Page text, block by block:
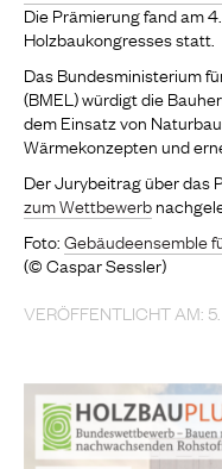
Die Prämierung fand am
Holzbaukongresses statt.
Das Bundesministerium
(BMEL) würdigt die
dem Einsatz von
Wärmekonzepten und
Der Jurybeitrag über das
zum Wettbewerb
Foto:Gebäudeensemble
(© Caspar Sessler)
VERÖFFENTLICHT AM: